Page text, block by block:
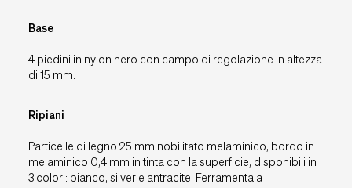
Base
4 piedini in nylon nero con campo di regolazione in altezza
di 15 mm.
Ripiani
Particelle di legno 25 mm nobilitato melaminico, bordo in
melaminico 0,4 mm in tinta con la superficie, disponibili in
3 colori: bianco, silver e antracite. Ferramenta a